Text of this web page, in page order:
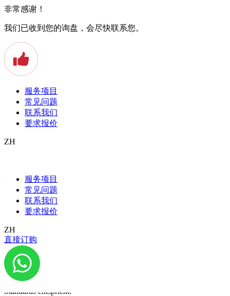
非常感谢！
我们已收到您的询盘，会尽快联系您。
服务项目
常见问题
联系我们
要求报价
ZH
服务项目
常见问题
联系我们
要求报价
ZH
直接订购
– was nun?
Vielleicht möchten Sie einen Job im Ausland annehmen, haben über
Länder- und Sprachgrenzen hinweg die Liebe ihres Lebens
geheiratet oder wollen eine wissenschaftliche Publikation für eine
internationale Stipendienvergabe einreichen – Gründe gibt es viele,
warum Sie eine beglaubigte Übersetzung benötigen könnten. Und
da Sie diese in den allerseltensten Fällen selber anfertigen können,
sollten Sie sich von Anfang an ein erfahrenes und dafür
qualifiziertes Übersetzungsbüro wenden. Bei der SemioticTransfer
AG können Sie sicher sein, dass die Übersetzung, welche Sie bei
der jeweiligen Stelle im Ausland einreichen auch deren Normen und
Standards entspricht.